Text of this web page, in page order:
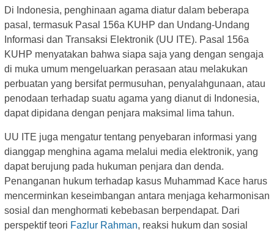
Di Indonesia, penghinaan agama diatur dalam beberapa
pasal, termasuk Pasal 156a KUHP dan Undang-Undang
Informasi dan Transaksi Elektronik (UU ITE). Pasal 156a
KUHP menyatakan bahwa siapa saja yang dengan sengaja
di muka umum mengeluarkan perasaan atau melakukan
perbuatan yang bersifat permusuhan, penyalahgunaan, atau
penodaan terhadap suatu agama yang dianut di Indonesia,
dapat dipidana dengan penjara maksimal lima tahun.
UU ITE juga mengatur tentang penyebaran informasi yang
dianggap menghina agama melalui media elektronik, yang
dapat berujung pada hukuman penjara dan denda.
Penanganan hukum terhadap kasus Muhammad Kace harus
mencerminkan keseimbangan antara menjaga keharmonisan
sosial dan menghormati kebebasan berpendapat. Dari
perspektif teori Fazlur Rahman, reaksi hukum dan sosial